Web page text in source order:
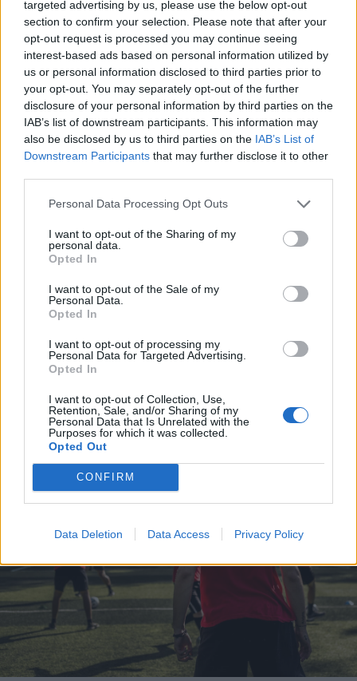
targeted advertising by us, please use the below opt-out
section to confirm your selection. Please note that after your
opt-out request is processed you may continue seeing
interest-based ads based on personal information utilized by
us or personal information disclosed to third parties prior to
your opt-out. You may separately opt-out of the further
disclosure of your personal information by third parties on the
IAB’s list of downstream participants. This information may
also be disclosed by us to third parties on the IAB’s List of
Downstream Participants that may further disclose it to other
Personal Data Processing Opt Outs
I want to opt-out of the Sharing of my
personal data.
Opted In
I want to opt-out of the Sale of my
Personal Data.
Opted In
I want to opt-out of processing my
Personal Data for Targeted Advertising.
Opted In
I want to opt-out of Collection, Use,
Retention, Sale, and/or Sharing of my
Personal Data that Is Unrelated with the
Purposes for which it was collected.
Opted Out
CONFIRM
Data Deletion Data Access Privacy Policy
Σπουδές Προπονητικής στο ΙΕΚ ΑΛΦΑ, γιατί…